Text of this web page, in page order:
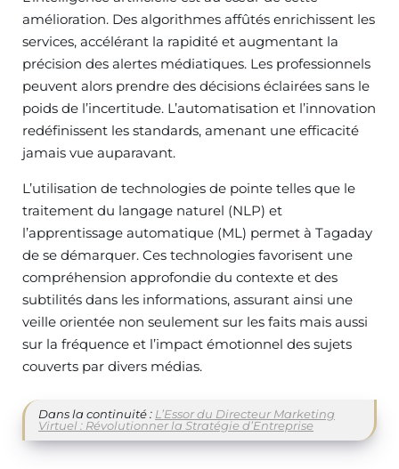
amélioration. Des algorithmes affûtés enrichissent les
services, accélérant la rapidité et augmentant la
précision des alertes médiatiques. Les professionnels
peuvent alors prendre des décisions éclairées sans le
poids de l’incertitude. L’automatisation et l’innovation
redéfinissent les standards, amenant une efficacité
jamais vue auparavant.
L’utilisation de technologies de pointe telles que le
traitement du langage naturel (NLP) et
l’apprentissage automatique (ML) permet à Tagaday
de se démarquer. Ces technologies favorisent une
compréhension approfondie du contexte et des
subtilités dans les informations, assurant ainsi une
veille orientée non seulement sur les faits mais aussi
sur la fréquence et l’impact émotionnel des sujets
couverts par divers médias.
Dans la continuité : L’Essor du Directeur Marketing
Virtuel : Révolutionner la Stratégie d’Entreprise